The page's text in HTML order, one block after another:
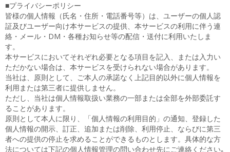
■プライバシーポリシー
皆様の個人情報（氏名・住所・電話番号等）は、ユーザーの個人認
証及びユーザー向け本サービスの提供、本サービスの利用に伴う連
絡・メール・DM・各種お知らせ等の配信・送付に利用いたしま
す。
本サービスにおいてそれぞれ必要となる項目を記入、または入力い
ただかない場合は、本サービスを受けられない場合があります。
当社は、原則として、ご本人の承諾なく上記目的以外に個人情報を
利用または第三者に提供しません。
ただし、当社は個人情報取扱い業務の一部または全部を外部委託す
ることがあります。
原則として本人に限り、「個人情報の利用目的」の通知、登録した
個人情報の開示、訂正、追加または削除、利用停止、ならびに第三
者への提供の停止を求めることができるものとします。具体的な方
法については下記の個人情報管理の問い合わせ先にご連絡ください｡